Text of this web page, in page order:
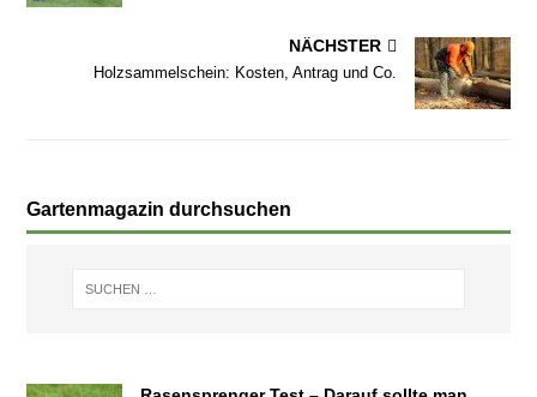
NÄCHSTER
Holzsammelschein: Kosten, Antrag und Co.
Gartenmagazin durchsuchen